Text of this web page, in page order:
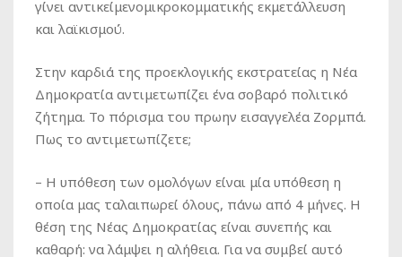
γίνει αντικείμενομικροκομματικής εκμετάλλευση
και λαϊκισμού.
Στην καρδιά της προεκλογικής εκστρατείας η Νέα
Δημοκρατία αντιμετωπίζει ένα σοβαρό πολιτικό
ζήτημα. Το πόρισμα του πρωην εισαγγελέα Ζορμπά.
Πως το αντιμετωπίζετε;
– Η υπόθεση των ομολόγων είναι μία υπόθεση η
οποία μας ταλαιπωρεί όλους, πάνω από 4 μήνες. Η
θέση της Νέας Δημοκρατίας είναι συνεπής και
καθαρή: να λάμψει η αλήθεια. Για να συμβεί αυτό